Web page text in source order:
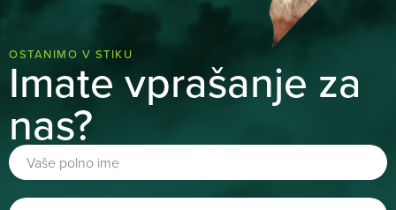
OSTANIMO V STIKU
Imate vprašanje za
nas?